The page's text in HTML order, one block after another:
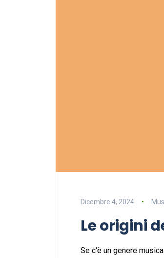
Dicembre 4, 2024
Le origini
Se c'è un genere